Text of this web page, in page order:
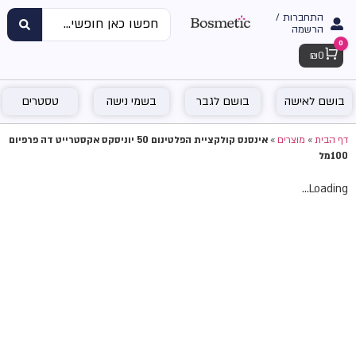
התחברות /
הרשמה
Cart
0
₪ 0
בושם לאישה בושם לגבר בשמי נישה טסטרים
דף הבית»מוצרים»
אינסנס קולקציית הפלטינום 50 יוניסקס אקסטרייט דה פרפיום
100מל
Loading...